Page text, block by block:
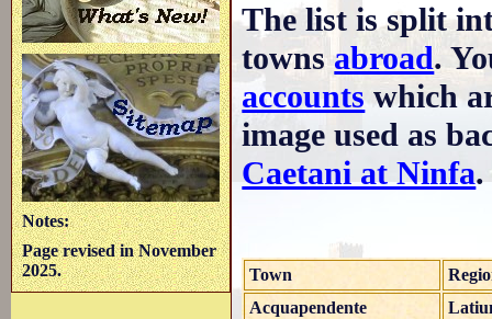
Notes:
Page revised in November
2025.
The list is split
townsabroad.
accountswhich
image used as
Caetani at Ninfa.
Town
Acquapendente